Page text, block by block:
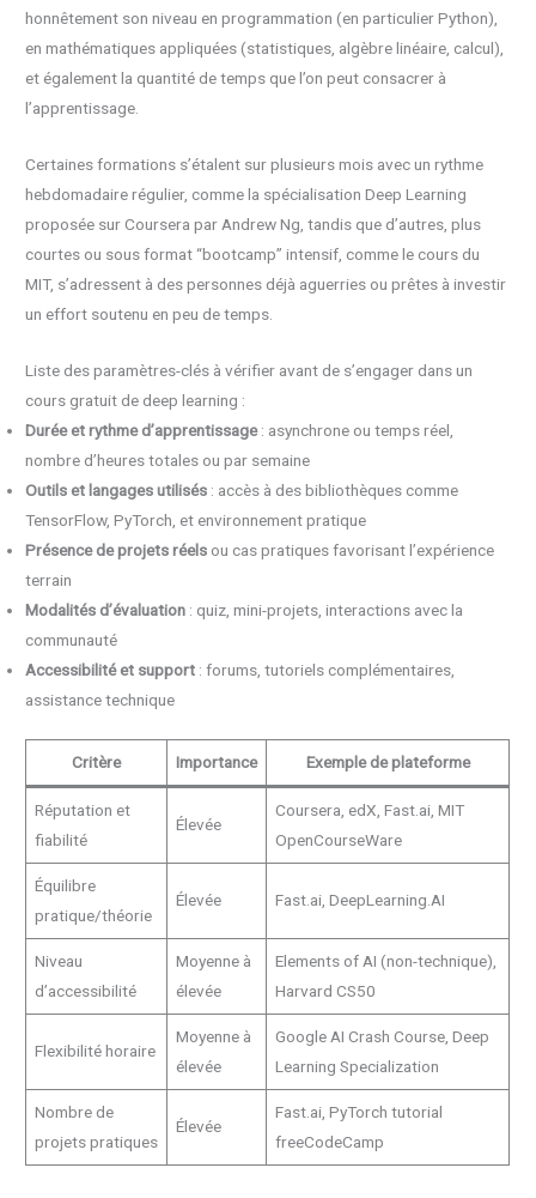
honnêtement son niveau en programmation (en particulier Python),
en mathématiques appliquées (statistiques, algèbre linéaire, calcul),
et également la quantité de temps que l’on peut consacrer à
l’apprentissage.
Certaines formations s’étalent sur plusieurs mois avec un rythme
hebdomadaire régulier, comme la spécialisation Deep Learning
proposée sur Coursera par Andrew Ng, tandis que d’autres, plus
courtes ou sous format “bootcamp” intensif, comme le cours du
MIT, s’adressent à des personnes déjà aguerries ou prêtes à investir
un effort soutenu en peu de temps.
Liste des paramètres-clés à vérifier avant de s’engager dans un
cours gratuit de deep learning :
Durée et rythme d’apprentissage: asynchrone ou temps réel,
nombre d’heures totales ou par semaine
Outils et langages utilisés : accès à des bibliothèques comme
TensorFlow, PyTorch, et environnement pratique
Présence de projets réels ou cas pratiques favorisant l’expérience
terrain
Modalités d’évaluation : quiz, mini-projets, interactions avec la
communauté
Accessibilité et support : forums, tutoriels complémentaires,
assistance technique
Critère Importance Exemple de plateforme
Réputation et
fiabilité
Élevée
Coursera, edX, Fast.ai, MIT
OpenCourseWare
Équilibre
pratique/théorie
Élevée Fast.ai, DeepLearning.AI
Niveau
d’accessibilité
Moyenne à
élevée
Elements of AI (non-technique),
Harvard CS50
Flexibilité horaire
Moyenne à
élevée
Google AI Crash Course, Deep
Learning Specialization
Nombre de
projets pratiques
Élevée
Fast.ai, PyTorch tutorial
freeCodeCamp